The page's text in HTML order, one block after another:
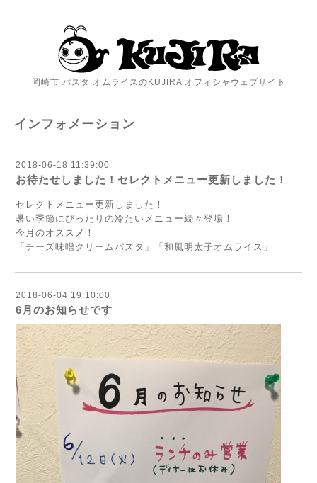
岡崎市 パスタ オムライスのKUJIRA オフィシャウェブサイト
インフォメーション
2018-06-18 11:39:00
お待たせしました！セレクトメニュー更新しました！
セレクトメニュー更新しました！
暑い季節にぴったりの冷たいメニュー続々登場！
今月のオススメ！
「チーズ味噌クリームパスタ」「和風明太子オムライス」
2018-06-04 19:10:00
6月のお知らせです